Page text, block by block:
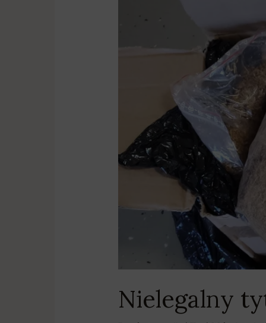
Nielegalny